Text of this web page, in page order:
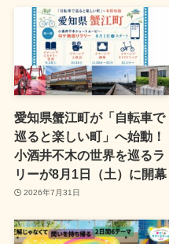
愛知県蟹江町が「自転車で
巡ると楽しい町」へ始動！
小酒井不木の世界を巡るラ
リーが8月1日（土）に開幕
2026年7月31日